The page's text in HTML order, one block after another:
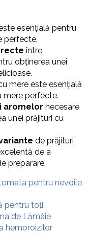
esențială pentru
perfecte.
între
obținerea unei
mere este esențială
mere perfecte.
aromelor necesare
unei prăjituri cu
de prăjituri
de a
preparare.
pentru nevoile
pentru toți.
de Lămâie
hemoroizilor